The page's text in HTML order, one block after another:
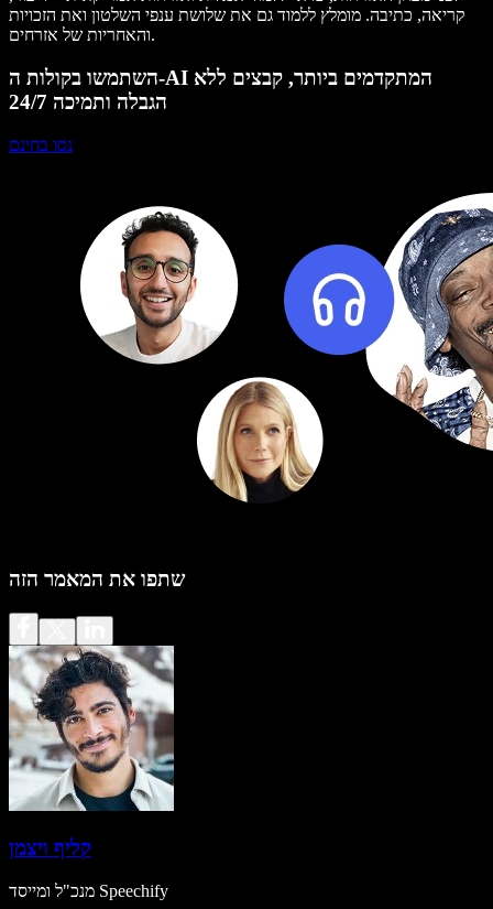
קריאה, כתיבה. מומלץ ללמוד גם את שלושת ענפי השלטון ואת הזכויות
והאחריות של אזרחים.
השתמשו בקולות ה-AI המתקדמים ביותר, קבצים ללא
הגבלה ותמיכה 24/7
נסו בחינם
שתפו את המאמר הזה
קליף ויצמן
מנכ"ל ומייסד Speechify